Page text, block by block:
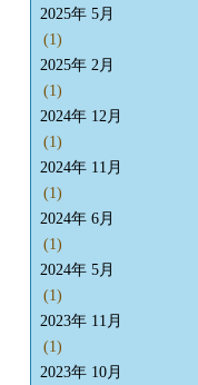
2025年 5月
(1)
2025年 2月
(1)
2024年 12月
(1)
2024年 11月
(1)
2024年 6月
(1)
2024年 5月
(1)
2023年 11月
(1)
2023年 10月